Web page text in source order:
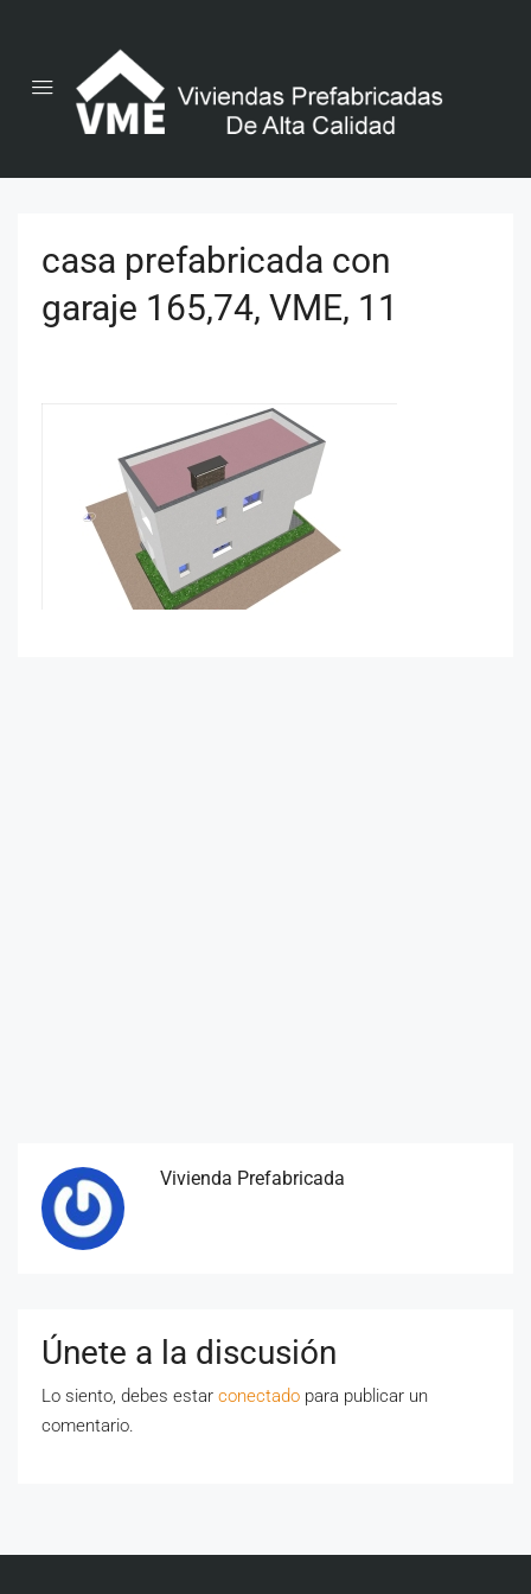
casa prefabricada con
garaje 165,74, VME, 11
Vivienda Prefabricada
Únete a la discusión
Lo siento, debes estar conectado para publicar un
comentario.